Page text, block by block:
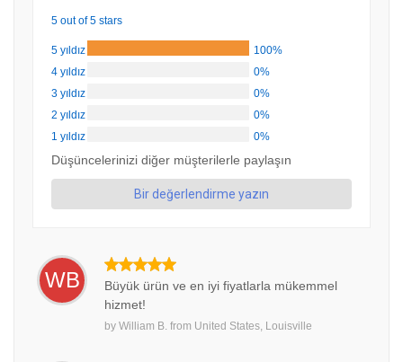
5 out of 5 stars
5 yıldız
100%
4 yıldız
0%
3 yıldız
0%
2 yıldız
0%
1 yıldız
0%
Düşüncelerinizi diğer müşterilerle paylaşın
Bir değerlendirme yazın
WB
Büyük ürün ve en iyi fiyatlarla mükemmel
hizmet!
by William B. from United States, Louisville